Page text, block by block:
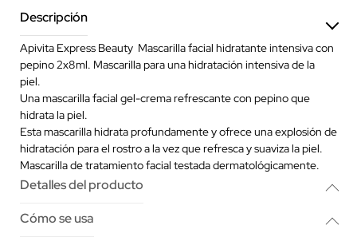
Descripción
Apivita Express Beauty Mascarilla facial hidratante intensiva con
pepino 2x8ml. Mascarilla para una hidratación intensiva de la
piel.
Una mascarilla facial gel-crema refrescante con pepino que
hidrata la piel.
Esta mascarilla hidrata profundamente y ofrece una explosión de
hidratación para el rostro a la vez que refresca y suaviza la piel.
Mascarilla de tratamiento facial testada dermatológicamente.
Detalles del producto
Cómo se usa